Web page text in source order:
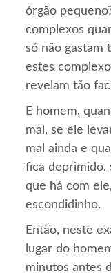
órgão
complexos
só não gastam
estes
revelam tão
E homem,
mal, se ele
mal ainda e
fica deprimido,
que há com
escondidinho.
Então, neste
lugar do
minutos antes